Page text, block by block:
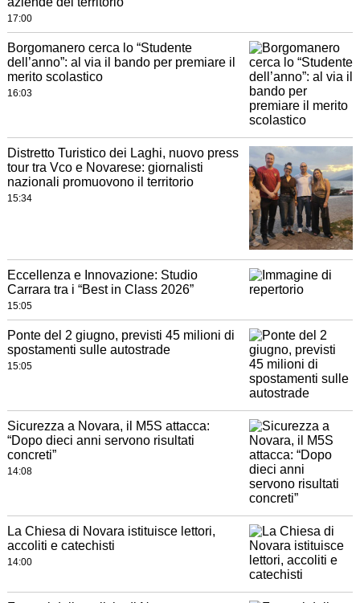
17:00
Borgomanero cerca lo “Studente
dell’anno”: al via il bando per premiare il
merito scolastico
16:03
Distretto Turistico dei Laghi, nuovo press
tour tra Vco e Novarese: giornalisti
nazionali promuovono il territorio
15:34
Eccellenza e Innovazione: Studio
Carrara tra i “Best in Class 2026”
15:05
Ponte del 2 giugno, previsti 45 milioni di
spostamenti sulle autostrade
15:05
Sicurezza a Novara, il M5S attacca:
“Dopo dieci anni servono risultati
concreti”
14:08
La Chiesa di Novara istituisce lettori,
accoliti e catechisti
14:00